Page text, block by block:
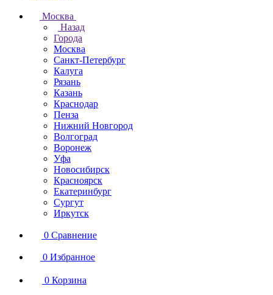
Москва
Назад
Города
Москва
Санкт-Петербург
Калуга
Рязань
Казань
Краснодар
Пенза
Нижний Новгород
Волгоград
Воронеж
Уфа
Новосибирск
Красноярск
Екатеринбург
Сургут
Иркутск
0 Сравнение
0 Избранное
0 Корзина